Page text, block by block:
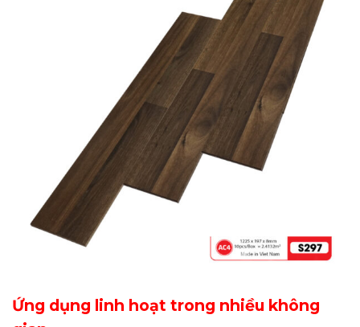
Ứng dụng linh hoạt trong nhiều không